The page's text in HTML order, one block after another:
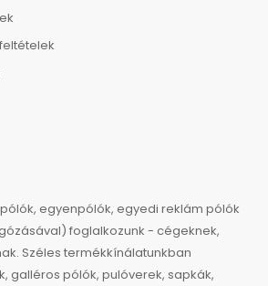
egyenpólók, egyedi reklám pólók
foglalkozunk - cégeknek,
Széles termékkínálatunkban
galléros pólók, pulóverek, sapkák,